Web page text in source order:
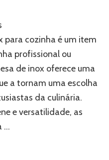
para cozinha é um item
profissional ou
de inox oferece uma
a tornam uma escolha
da culinária.
e versatilidade, as
…